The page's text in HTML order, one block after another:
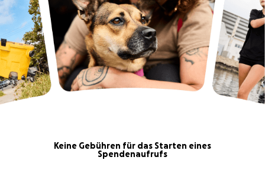
Keine Gebühren für das Starten eines
Spendenaufrufs